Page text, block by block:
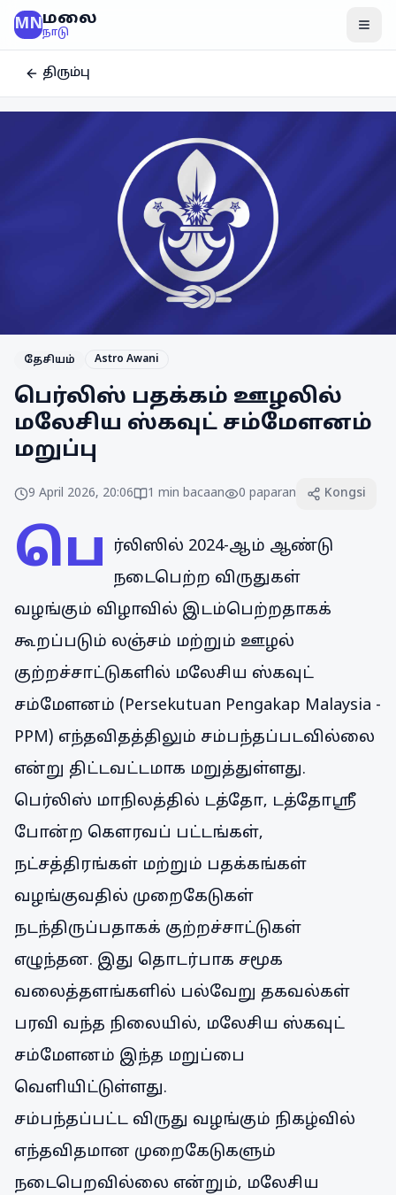
MNமலை
நாடு
திரும்பு
தேசியம் Astro Awani
பெர்லிஸ் பதக்கம் ஊழலில்
மலேசிய ஸ்கவுட் சம்மேளனம்
மறுப்பு
9 April 2026, 20:06 1 min bacaan 0 paparan Kongsi
பெ
ர்லிஸில் 2024-ஆம் ஆண்டு
நடைபெற்ற விருதுகள்
வழங்கும் விழாவில் இடம்பெற்றதாகக்
கூறப்படும் லஞ்சம் மற்றும் ஊழல்
குற்றச்சாட்டுகளில் மலேசிய ஸ்கவுட்
சம்மேளனம் (Persekutuan Pengakap Malaysia -
PPM) எந்தவிதத்திலும் சம்பந்தப்படவில்லை
என்று திட்டவட்டமாக மறுத்துள்ளது.
பெர்லிஸ் மாநிலத்தில் டத்தோ, டத்தோஸ்ரீ
போன்ற கெளரவப் பட்டங்கள்,
நட்சத்திரங்கள் மற்றும் பதக்கங்கள்
வழங்குவதில் முறைகேடுகள்
நடந்திருப்பதாகக் குற்றச்சாட்டுகள்
எழுந்தன. இது தொடர்பாக சமூக
வலைத்தளங்களில் பல்வேறு தகவல்கள்
பரவி வந்த நிலையில், மலேசிய ஸ்கவுட்
சம்மேளனம் இந்த மறுப்பை
வெளியிட்டுள்ளது.
சம்பந்தப்பட்ட விருது வழங்கும் நிகழ்வில்
எந்தவிதமான முறைகேடுகளும்
நடைபெறவில்லை என்றும், மலேசிய